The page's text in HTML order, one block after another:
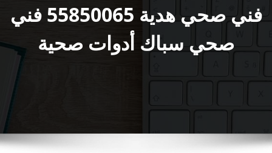
فني صحي هدية 55850065 فني
صحي سباك أدوات صحية